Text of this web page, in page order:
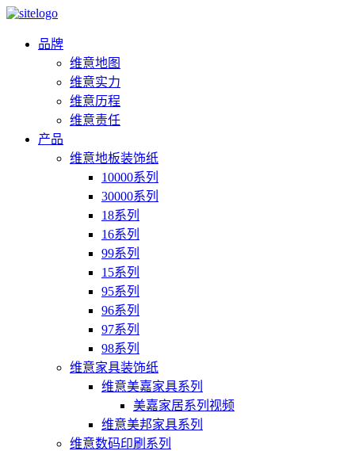
品牌
维意地图
维意实力
维意历程
维意责任
产品
维意地板装饰纸
10000系列
30000系列
18系列
16系列
99系列
15系列
95系列
96系列
97系列
98系列
维意家具装饰纸
维意美嘉家具系列
美嘉家居系列视频
维意美邦家具系列
维意数码印刷系列